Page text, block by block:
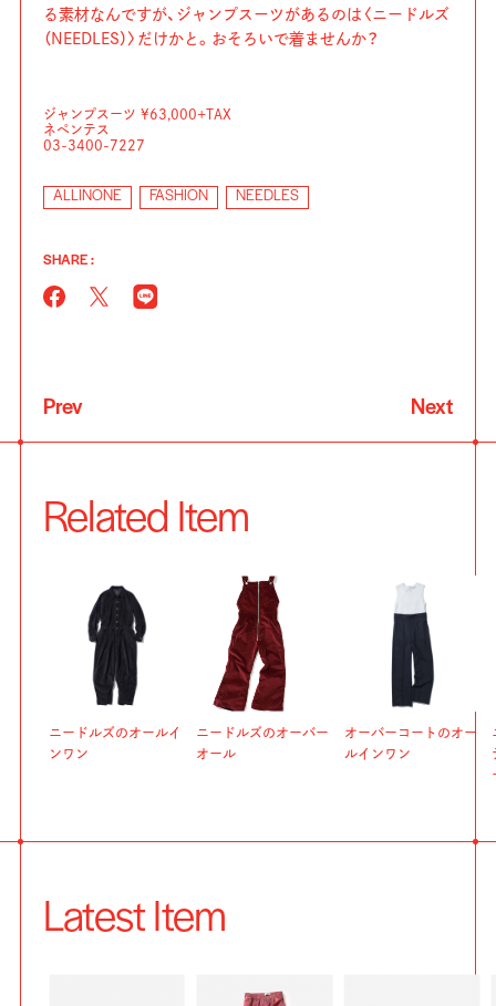
る素材なんですが、ジャンプスーツがあるのは〈ニードルズ
（NEEDLES）〉だけかと。おそろいで着ませんか？
ジャンプスーツ ¥63,000+TAX
ネペンテス
03-3400-7227
ALLINONE FASHION NEEDLES
SHARE :
Prev Next
Related Item
ニードルズのオールイ
ンワン
ニードルズのオーバー
オール
オーバーコートのオー
ルインワン
Latest Item